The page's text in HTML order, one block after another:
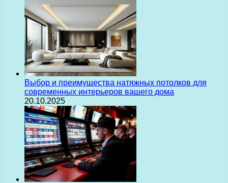
Выбор и преимущества натяжных потолков для
современных интерьеров вашего дома
20.10.2025